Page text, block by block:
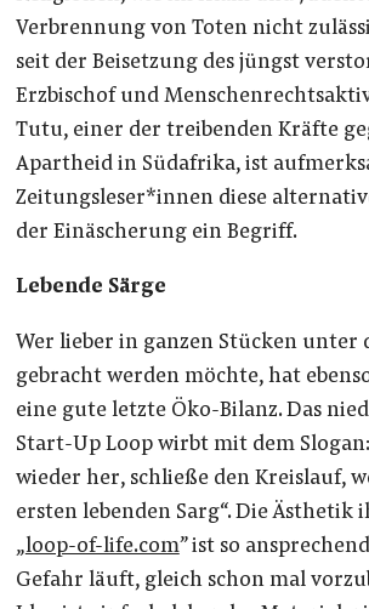
Verbrennung von Toten nicht
seit der Beisetzung des jüngst
Erzbischof und
Tutu, einer der treibenden Kräfte
Apartheid in Südafrika, ist
Zeitungsleser*innen diese
der Einäscherung ein Begriff.
Lebende Särge
Wer lieber in ganzen Stücken unter
gebracht werden möchte, hat
eine gute letzte Öko-Bilanz. Das
Start-Up Loop wirbt mit dem
wieder her, schließe den Kreislauf,
ersten lebenden Sarg“. Die Ästhetik
„loop-of-life.com” ist so
Gefahr läuft, gleich schon mal